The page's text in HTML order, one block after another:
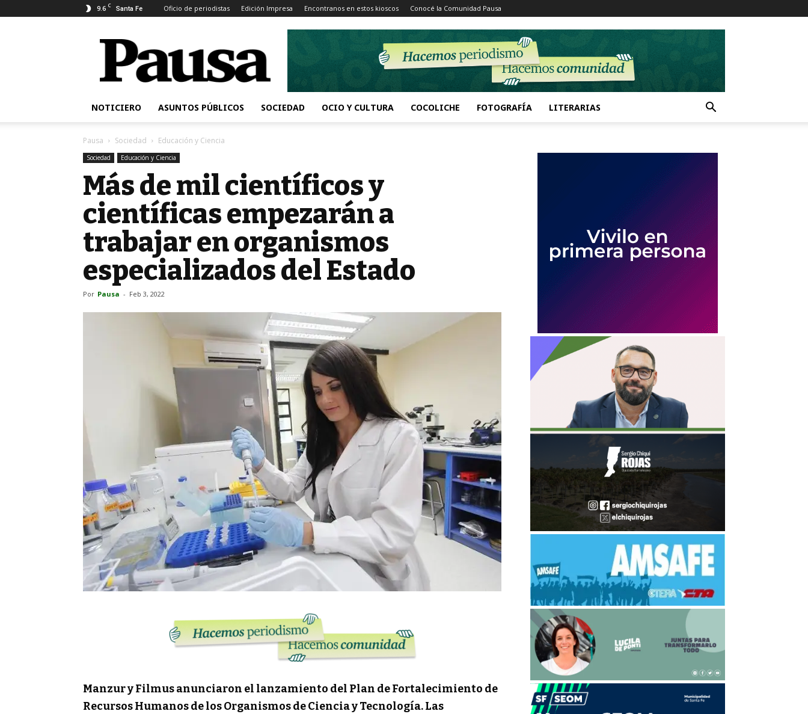
9.6 C Santa Fe Oficio de periodistas Edición Impresa Encontranos en estos kioscos Conocé la Comunidad Pausa
Pausa
NOTICIERO ASUNTOS PÚBLICOS SOCIEDAD OCIO Y CULTURA COCOLICHE FOTOGRAFÍA LITERARIAS
Pausa Sociedad Educación y Ciencia
Sociedad Educación y Ciencia
Más de mil científicos y
científicas empezarán a
trabajar en organismos
especializados del Estado
Por Pausa - Feb 3, 2022
Manzur y Filmus anunciaron el lanzamiento del Plan de Fortalecimiento de
Recursos Humanos de los Organismos de Ciencia y Tecnología. Las